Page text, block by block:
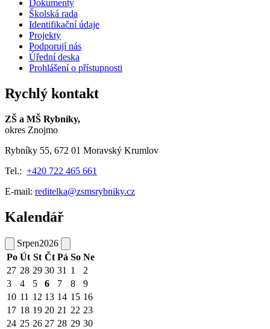
Dokumenty
Školská rada
Identifikační údaje
Projekty
Podporují nás
Úřední deska
Prohlášení o přístupnosti
Rychlý kontakt
ZŠ a MŠ Rybníky,
okres Znojmo
Rybníky 55, 672 01 Moravský Krumlov
Tel.: +420 722 465 661
E-mail: reditelka@zsmsrybniky.cz
Kalendář
Srpen2026
Po Út St Čt Pá So Ne
27 28 29 30 31 1
2
3
4 5 6 7 8
9
10 11 12 13 14 15 16
17 18 19 20 21 22 23
24 25 26 27 28 29 30